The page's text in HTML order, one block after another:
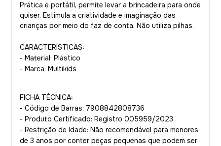
Prática e portátil, permite levar a brincadeira para onde
quiser. Estimula a criatividade e imaginação das
crianças por meio do faz de conta. Não utiliza pilhas.
CARACTERÍSTICAS:
- Material: Plástico
- Marca: Multikids
FICHA TÉCNICA:
- Código de Barras: 7908842808736
- Produto Certificado: Registro 005959/2023
- Restrição de Idade: Não recomendável para menores
de 3 anos por conter peças pequenas que podem ser